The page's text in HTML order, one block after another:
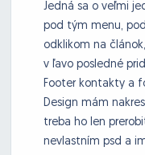
Jedná sa o veľmi
pod tým menu,
odklikom na
v ľavo posledné
Footer kontakty a
Design mám
treba ho len
nevlastním psd a